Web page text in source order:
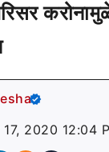
2020 12:04